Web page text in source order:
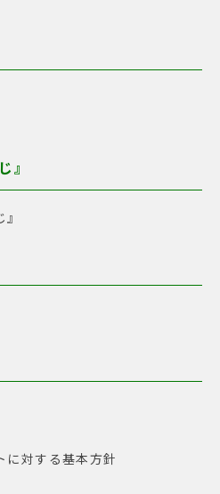
』
に対する基本方針